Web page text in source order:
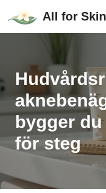
Hoppa
All for
bygger
för steg